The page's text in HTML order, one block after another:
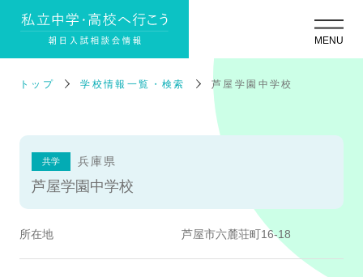
トップ 学校情報一覧・検索 芦屋学園中学校
共学 兵庫県
芦屋学園中学校
所在地 芦屋市六麓荘町16-18